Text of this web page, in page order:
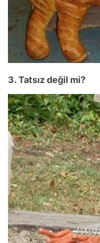
3. Tatsız değil mi?